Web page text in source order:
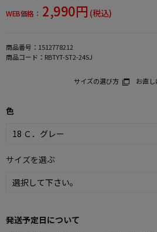
WEB価格： 2,990円 (税込)
商品番号： 1512778212
商品コード： RBTYT-ST2-24SJ
サイズの選び方 お直
色
サイズを選ぶ
発送予定日について